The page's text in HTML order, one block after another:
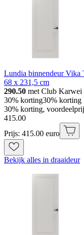
Lundia binnendeur Vika
68 x 231,5 cm
290.50 met Club Karwei
30% korting30% korting
30% korting,
415.00
Prijs: 415.00 euro
Bekijk alles in draaideur